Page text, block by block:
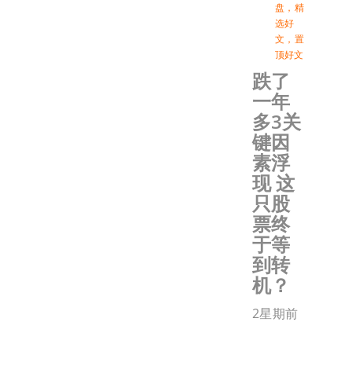
盘 ， 精
选好
文 ， 置
顶好文
跌了
一年
多3关
键因
素浮
现 这
只股
票终
于等
到转
机？
2星期前